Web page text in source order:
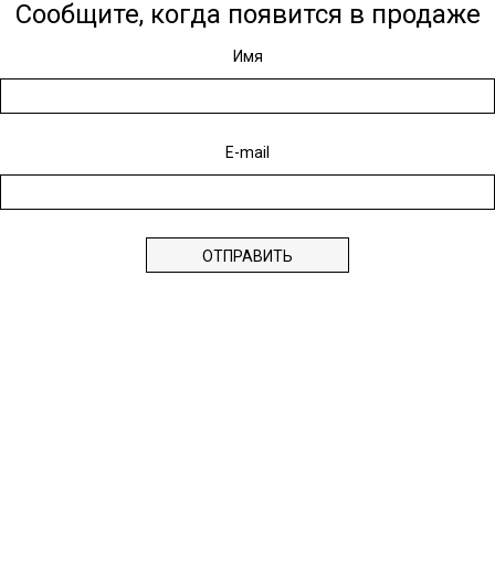
Сообщите, когда появится в продаже
Имя
E-mail